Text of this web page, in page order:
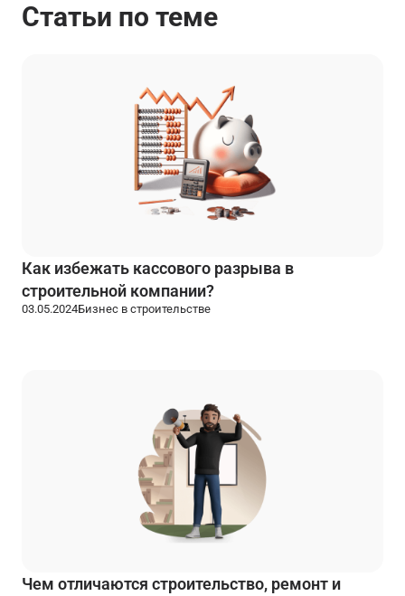
Статьи по теме
Как избежать кассового разрыва в
строительной компании?
03.05.2024Бизнес в строительстве
Чем отличаются строительство, ремонт и